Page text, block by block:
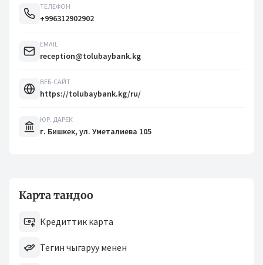
ТЕЛЕФОН
+996312902902
EMAIL
reception@tolubaybank.kg
ВЕБ-САЙТ
https://tolubaybank.kg/ru/
ЮР. ДАРЕК
г. Бишкек, ул. Уметалиева 105
Карта тандоо
Кредиттик карта
Тегин чыгаруу менен